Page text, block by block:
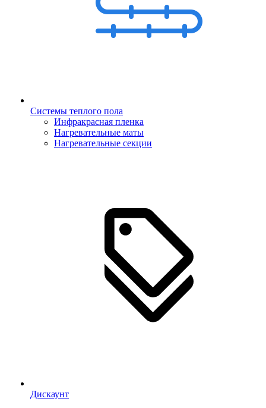
Системы теплого пола
Инфракрасная пленка
Нагревательные маты
Нагревательные секции
Дискаунт